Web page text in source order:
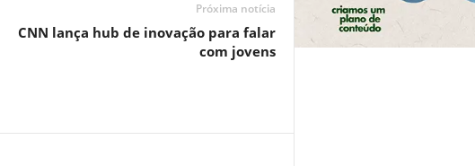
Próxima notícia
CNN lança hub de inovação para falar
com jovens